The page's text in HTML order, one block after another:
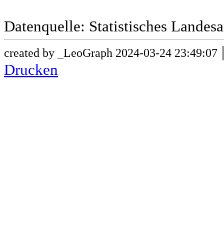
Datenquelle: Statistisches
created by _LeoGraph 2024-03-24 23:49:07
Drucken